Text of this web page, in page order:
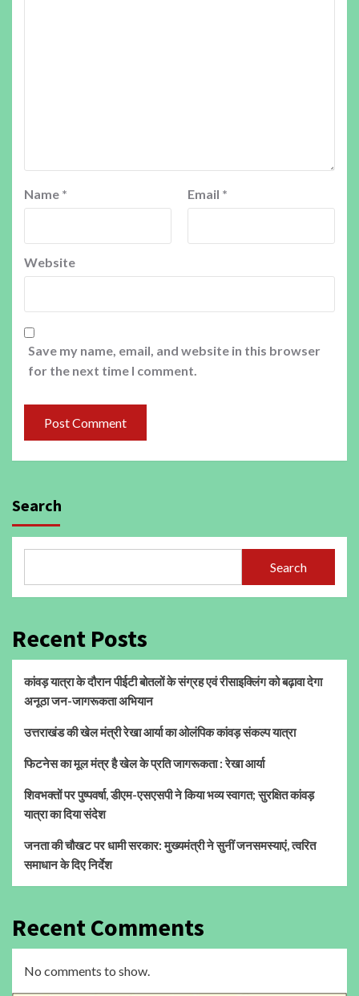
Name * Email *
Website
Save my name, email, and website in this browser
for the next time I comment.
Search
Search
Recent Posts
कांवड़ यात्रा के दौरान पीईटी बोतलों के संग्रह एवं रीसाइक्लिंग को बढ़ावा देगा
अनूठा जन-जागरूकता अभियान
उत्तराखंड की खेल मंत्री रेखा आर्या का ओलंपिक कांवड़ संकल्प यात्रा
फिटनेस का मूल मंत्र है खेल के प्रति जागरूकता : रेखा आर्या
शिवभक्तों पर पुष्पवर्षा, डीएम-एसएसपी ने किया भव्य स्वागत; सुरक्षित कांवड़
यात्रा का दिया संदेश
जनता की चौखट पर धामी सरकार: मुख्यमंत्री ने सुनीं जनसमस्याएं, त्वरित
समाधान के दिए निर्देश
Recent Comments
No comments to show.